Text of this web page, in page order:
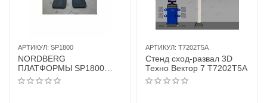
АРТИКУЛ: SP1800
NORDBERG
ПЛАТФОРМЫ SP1800
задние сдвижные
АРТИКУЛ: T7202T5A
Стенд сход-развал 3D
Техно Вектор 7 T7202T5A